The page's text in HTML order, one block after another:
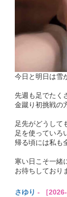
今日と明日は雪
先週も足でたく
金蹴り初挑戦の
足先がどうして
足を使っていろ
帰る頃には私も
寒い日こそ一緒
お待ちしており
さゆり - ［